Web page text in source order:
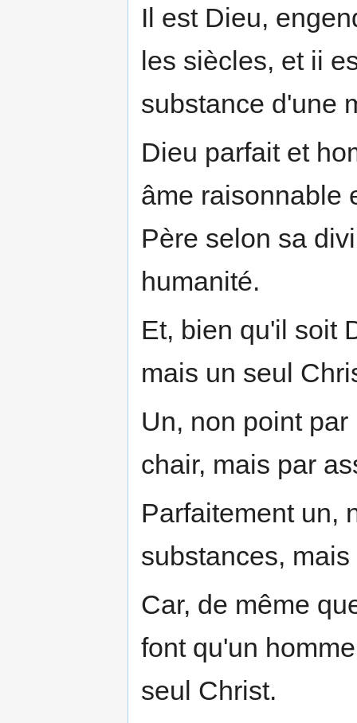
Il est Dieu,
les siècles, et ii
substance d'une
Dieu parfait et
âme raisonnable
Père selon sa
humanité.
Et, bien qu'il soit
mais un seul
Un, non point
chair, mais par
Parfaitement un,
substances,
Car, de même
font qu'un
seul Christ.